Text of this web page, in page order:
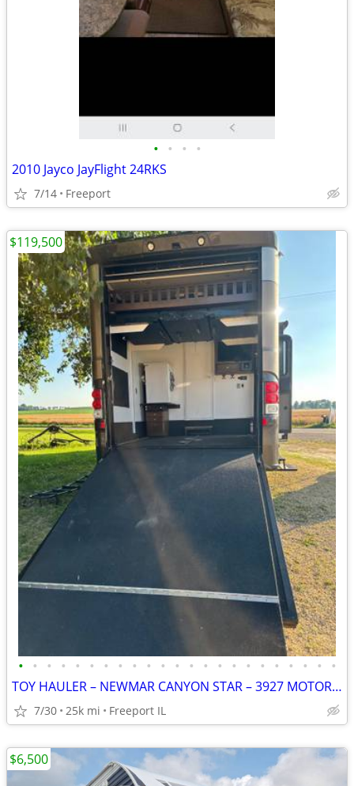
• • • •
2010 Jayco JayFlight 24RKS
7/14 Freeport
• • • • • • • • • • • • • • • • • • • • • • •
TOY HAULER – NEWMAR CANYON STAR – 3927 MOTORHOME RARE * TOYHAULER * A
7/30 25k mi Freeport IL
$119,500
$6,500